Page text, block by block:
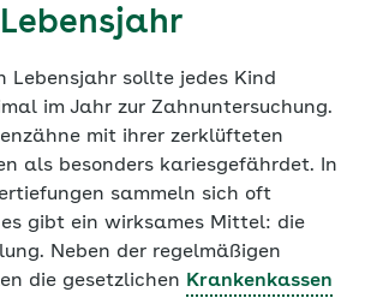
Lebensjahr sollte jedes Kind
im Jahr zur Zahnuntersuchung.
mit ihrer zerklüfteten
als besonders kariesgefährdet. In
sammeln sich oft
gibt ein wirksames Mittel: die
Neben der regelmäßigen
die gesetzlichen Krankenkassen